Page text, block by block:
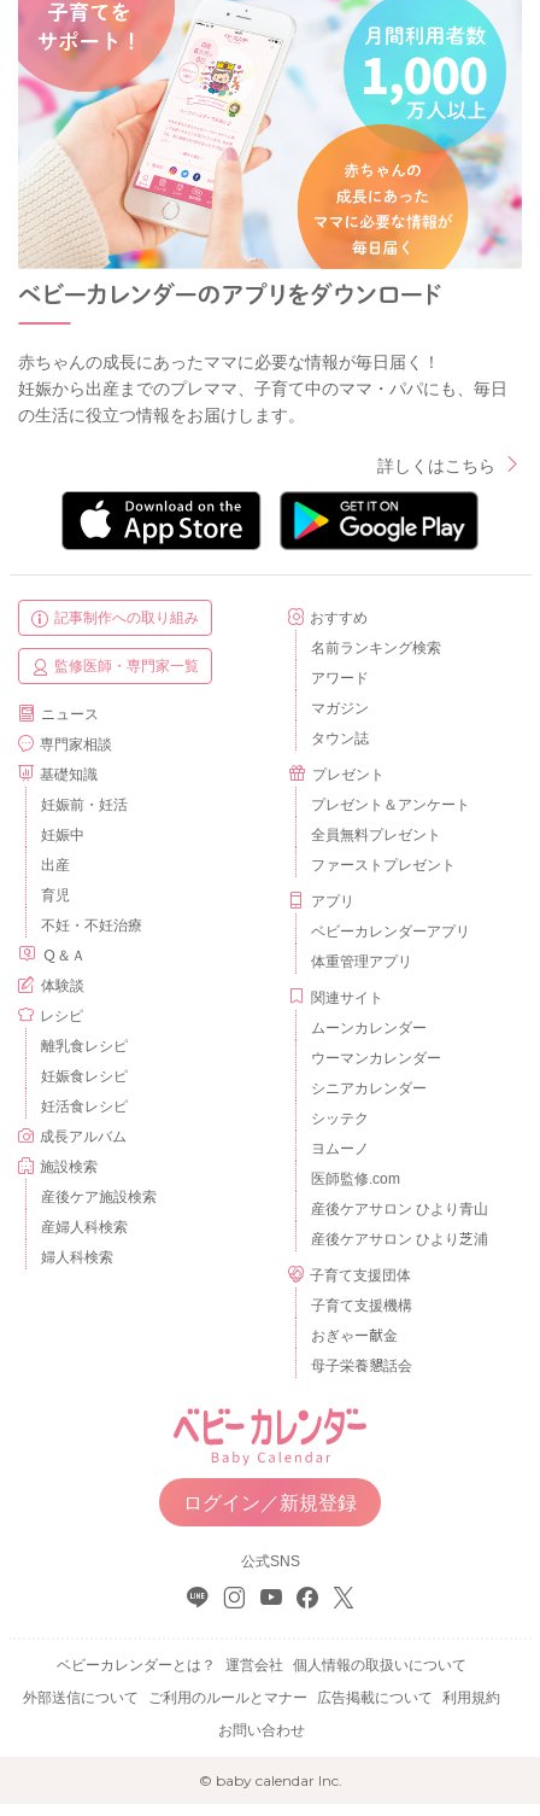
赤ちゃんの成長にあったママに必要な情報が毎日届く！
妊娠から出産までのプレママ、子育て中のママ・パパにも、毎日
の生活に役立つ情報をお届けします。
詳しくはこちら
記事制作への取り組み
監修医師・専門家一覧
ニュース
専門家相談
基礎知識
妊娠前・妊活
妊娠中
出産
育児
不妊・不妊治療
Ｑ＆Ａ
体験談
レシピ
離乳食レシピ
妊娠食レシピ
妊活食レシピ
成長アルバム
施設検索
産後ケア施設検索
産婦人科検索
婦人科検索
おすすめ
名前ランキング検索
アワード
マガジン
タウン誌
プレゼント
プレゼント＆アンケート
全員無料プレゼント
ファーストプレゼント
アプリ
ベビーカレンダーアプリ
体重管理アプリ
関連サイト
ムーンカレンダー
ウーマンカレンダー
シニアカレンダー
シッテク
ヨムーノ
医師監修.com
産後ケアサロン ひより青山
産後ケアサロン ひより芝浦
子育て支援団体
子育て支援機構
おぎゃー献金
母子栄養懇話会
ログイン／新規登録
公式SNS
ベビーカレンダーとは？ 運営会社
個人情報の取扱いについて
外部送信について
ご利用のルールとマナー 広告掲載について
利用規約
お問い合わせ
© baby calendar Inc.